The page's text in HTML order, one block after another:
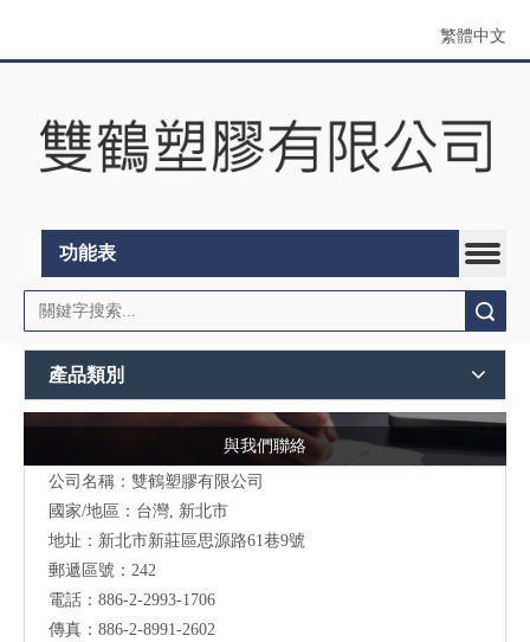
繁體中文
功能表
產品類別
與我們聯絡
公司名稱：雙鶴塑膠有限公司
國家/地區：台灣, 新北市
地址： 新北市新莊區思源路61巷9號
郵遞區號：242
電話：886-2-2993-1706
傳真：886-2-8991-2602